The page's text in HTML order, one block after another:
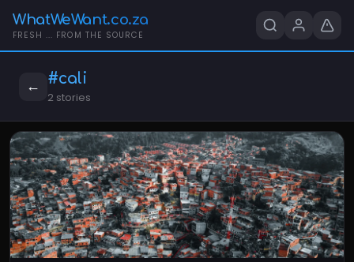
WhatWeWant.co.za
FRESH ... FROM THE SOURCE
← #cali
2 stories